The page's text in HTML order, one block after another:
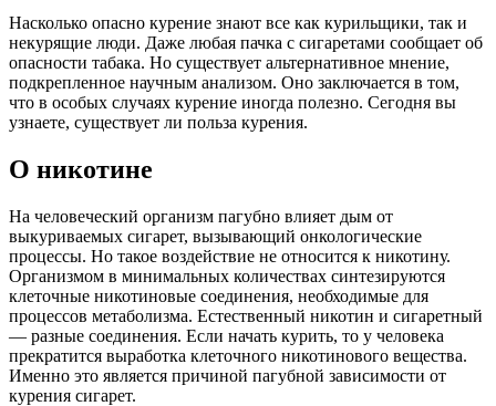
Насколько опасно курение знают все как курильщики, так и
некурящие люди. Даже любая пачка с сигаретами сообщает об
опасности табака. Но существует альтернативное мнение,
подкрепленное научным анализом. Оно заключается в том,
что в особых случаях курение иногда полезно. Сегодня вы
узнаете, существует ли польза курения.
О никотине
На человеческий организм пагубно влияет дым от
выкуриваемых сигарет, вызывающий онкологические
процессы. Но такое воздействие не относится к никотину.
Организмом в минимальных количествах синтезируются
клеточные никотиновые соединения, необходимые для
процессов метаболизма. Естественный никотин и сигаретный
— разные соединения. Если начать курить, то у человека
прекратится выработка клеточного никотинового вещества.
Именно это является причиной пагубной зависимости от
курения сигарет.